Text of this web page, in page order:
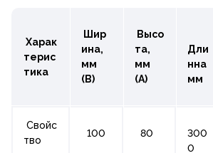
Харак
терис
тика
Шир
ина,
мм
(B)
Высо
та,
мм
(A)
Дли
нна
мм
Свойс
тво
100 80
300
0